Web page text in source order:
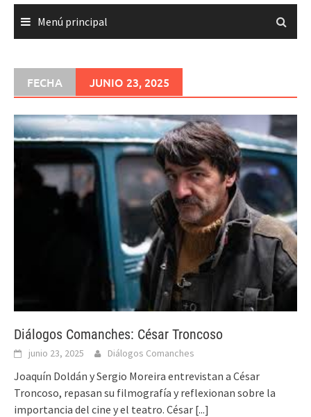
Menú principal
FECHA JUNIO 23, 2025
Diálogos Comanches: César Troncoso
junio 23, 2025 Diálogos Comanches
Joaquín Doldán y Sergio Moreira entrevistan a César
Troncoso, repasan su filmografía y reflexionan sobre la
importancia del cine y el teatro. César [...]